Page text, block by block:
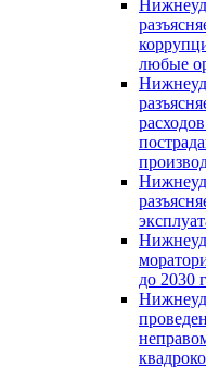
любые
до 2030